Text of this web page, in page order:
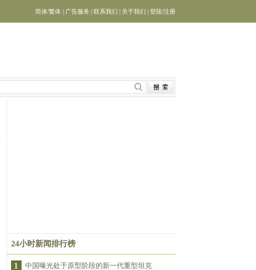
简体/繁体 广告服务 联系我们 关于我们 登陆/注册
24小时新闻排行榜
中国曝光处于原型阶段的新一代重型坦克